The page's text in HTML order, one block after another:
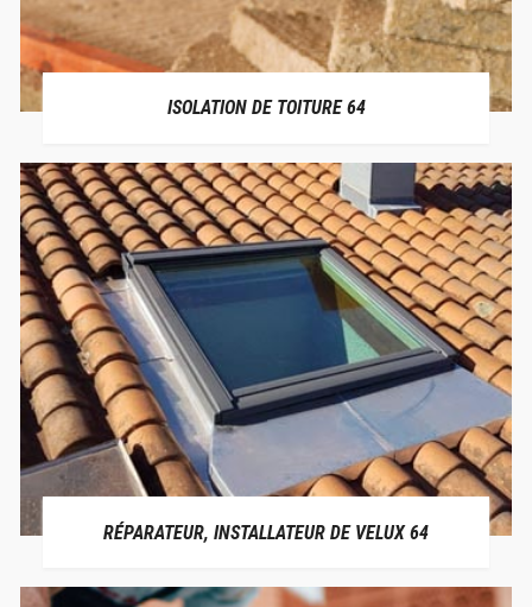
ISOLATION DE TOITURE 64
RÉPARATEUR, INSTALLATEUR DE VELUX 64